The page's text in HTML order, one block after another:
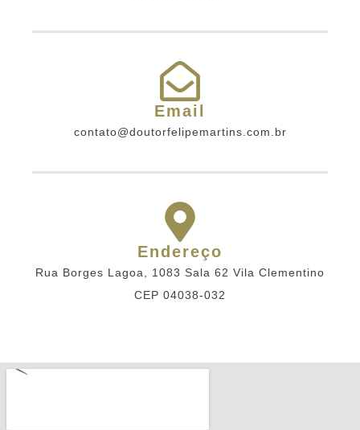
Email
contato@doutorfelipemartins.com.br
Endereço
Rua Borges Lagoa, 1083 Sala 62 Vila Clementino
CEP 04038-032